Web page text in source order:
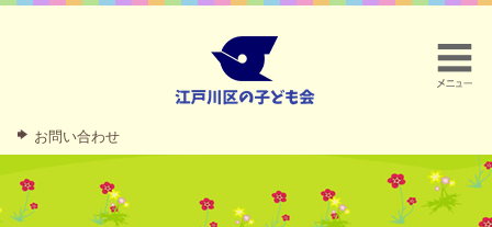
お問い合わせ